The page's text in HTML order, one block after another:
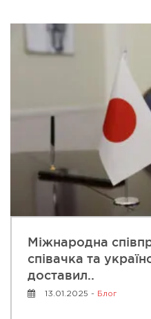
Міжнародна
співачка та
доставил..
13.01.2025 - Блог